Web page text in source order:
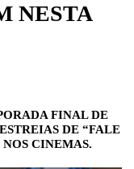
NESTA
FINAL DE
DE “FALE
CINEMAS.